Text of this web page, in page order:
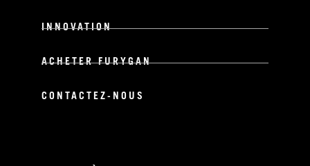
INNOVATION
ACHETER FURYGAN
CONTACTEZ-NOUS